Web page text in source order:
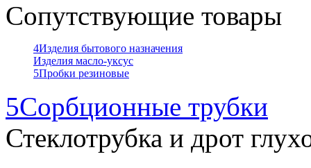
Сопутствующие товары
4Изделия бытового назначения
Изделия масло-уксус
5Пробки резиновые
5Сорбционные трубки
Стеклотрубка и дрот